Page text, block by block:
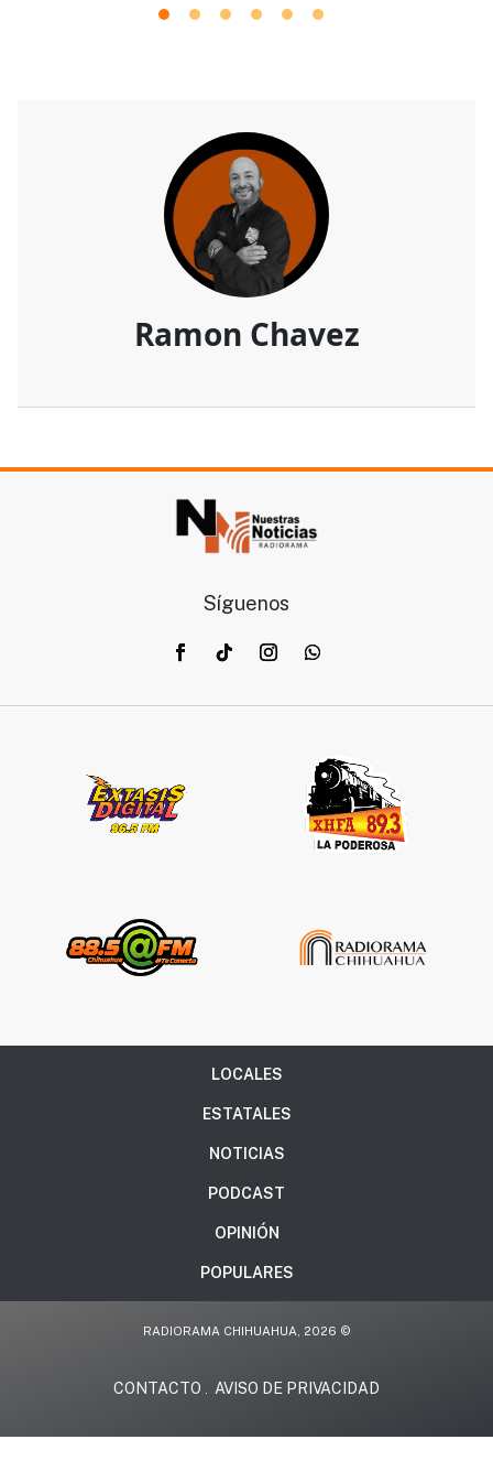
Ramon Chavez
Síguenos
LOCALES
ESTATALES
NOTICIAS
PODCAST
OPINIÓN
POPULARES
RADIORAMA CHIHUAHUA, 2026 ©
CONTACTO AVISO DE PRIVACIDAD